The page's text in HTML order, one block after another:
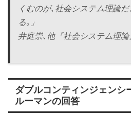
くむのが､社会システム理論
る｡」
井庭崇､他『社会システム理論
ダブルコンティンジェンシ
ルーマンの回答